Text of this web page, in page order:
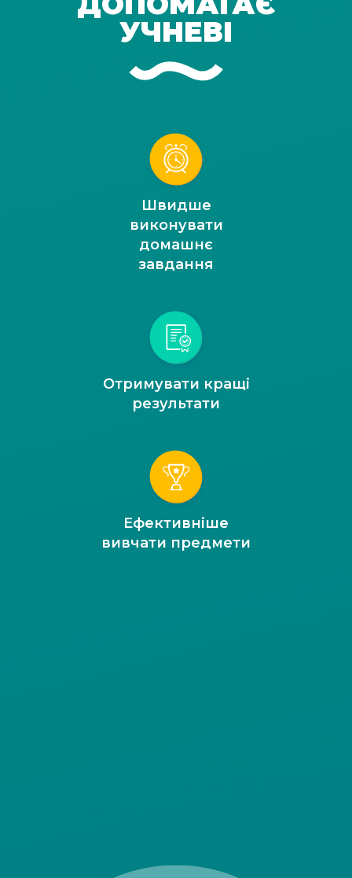
УЧНЕВІ
Швидше
виконувати
домашнє
завдання
Отримувати кращі
результати
Ефективніше
вивчати предмети